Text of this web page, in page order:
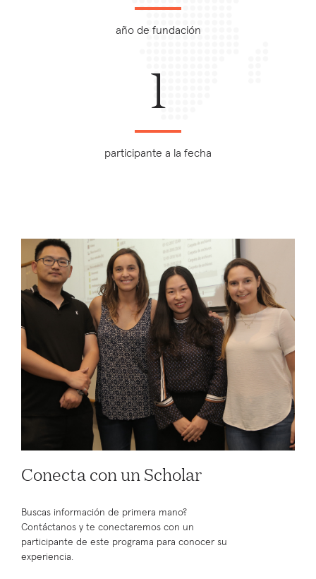
año de fundación
1
participante a la fecha
Conecta con un Scholar
Buscas información de primera mano?
Contáctanos y te conectaremos con un
participante de este programa para conocer su
experiencia.